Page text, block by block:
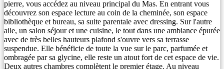
pierre, vous accédez au niveau principal du Mas. En entrant vous
découvrez son espace lecture au coin de la cheminée, son espace
bibliothèque et bureau, sa suite parentale avec dressing. Sur l'autre
aile, un salon séjour et une cuisine, le tout dans une ambiance épurée
avec de très belles hauteurs plafond s'ouvre vers sa terrasse
suspendue. Elle bénéficie de toute la vue sur le parc, parfumée et
ombragée par sa glycine, elle reste un atout fort de cet espace de vie.
Deux autres chambres complètent le premier étage. Au niveau